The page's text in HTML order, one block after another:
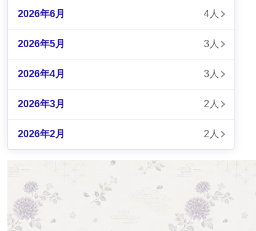
2026年6月 4人
2026年5月 3人
2026年4月 3人
2026年3月 2人
2026年2月 2人